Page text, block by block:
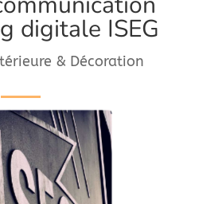
digitale ISEG
& Décoration